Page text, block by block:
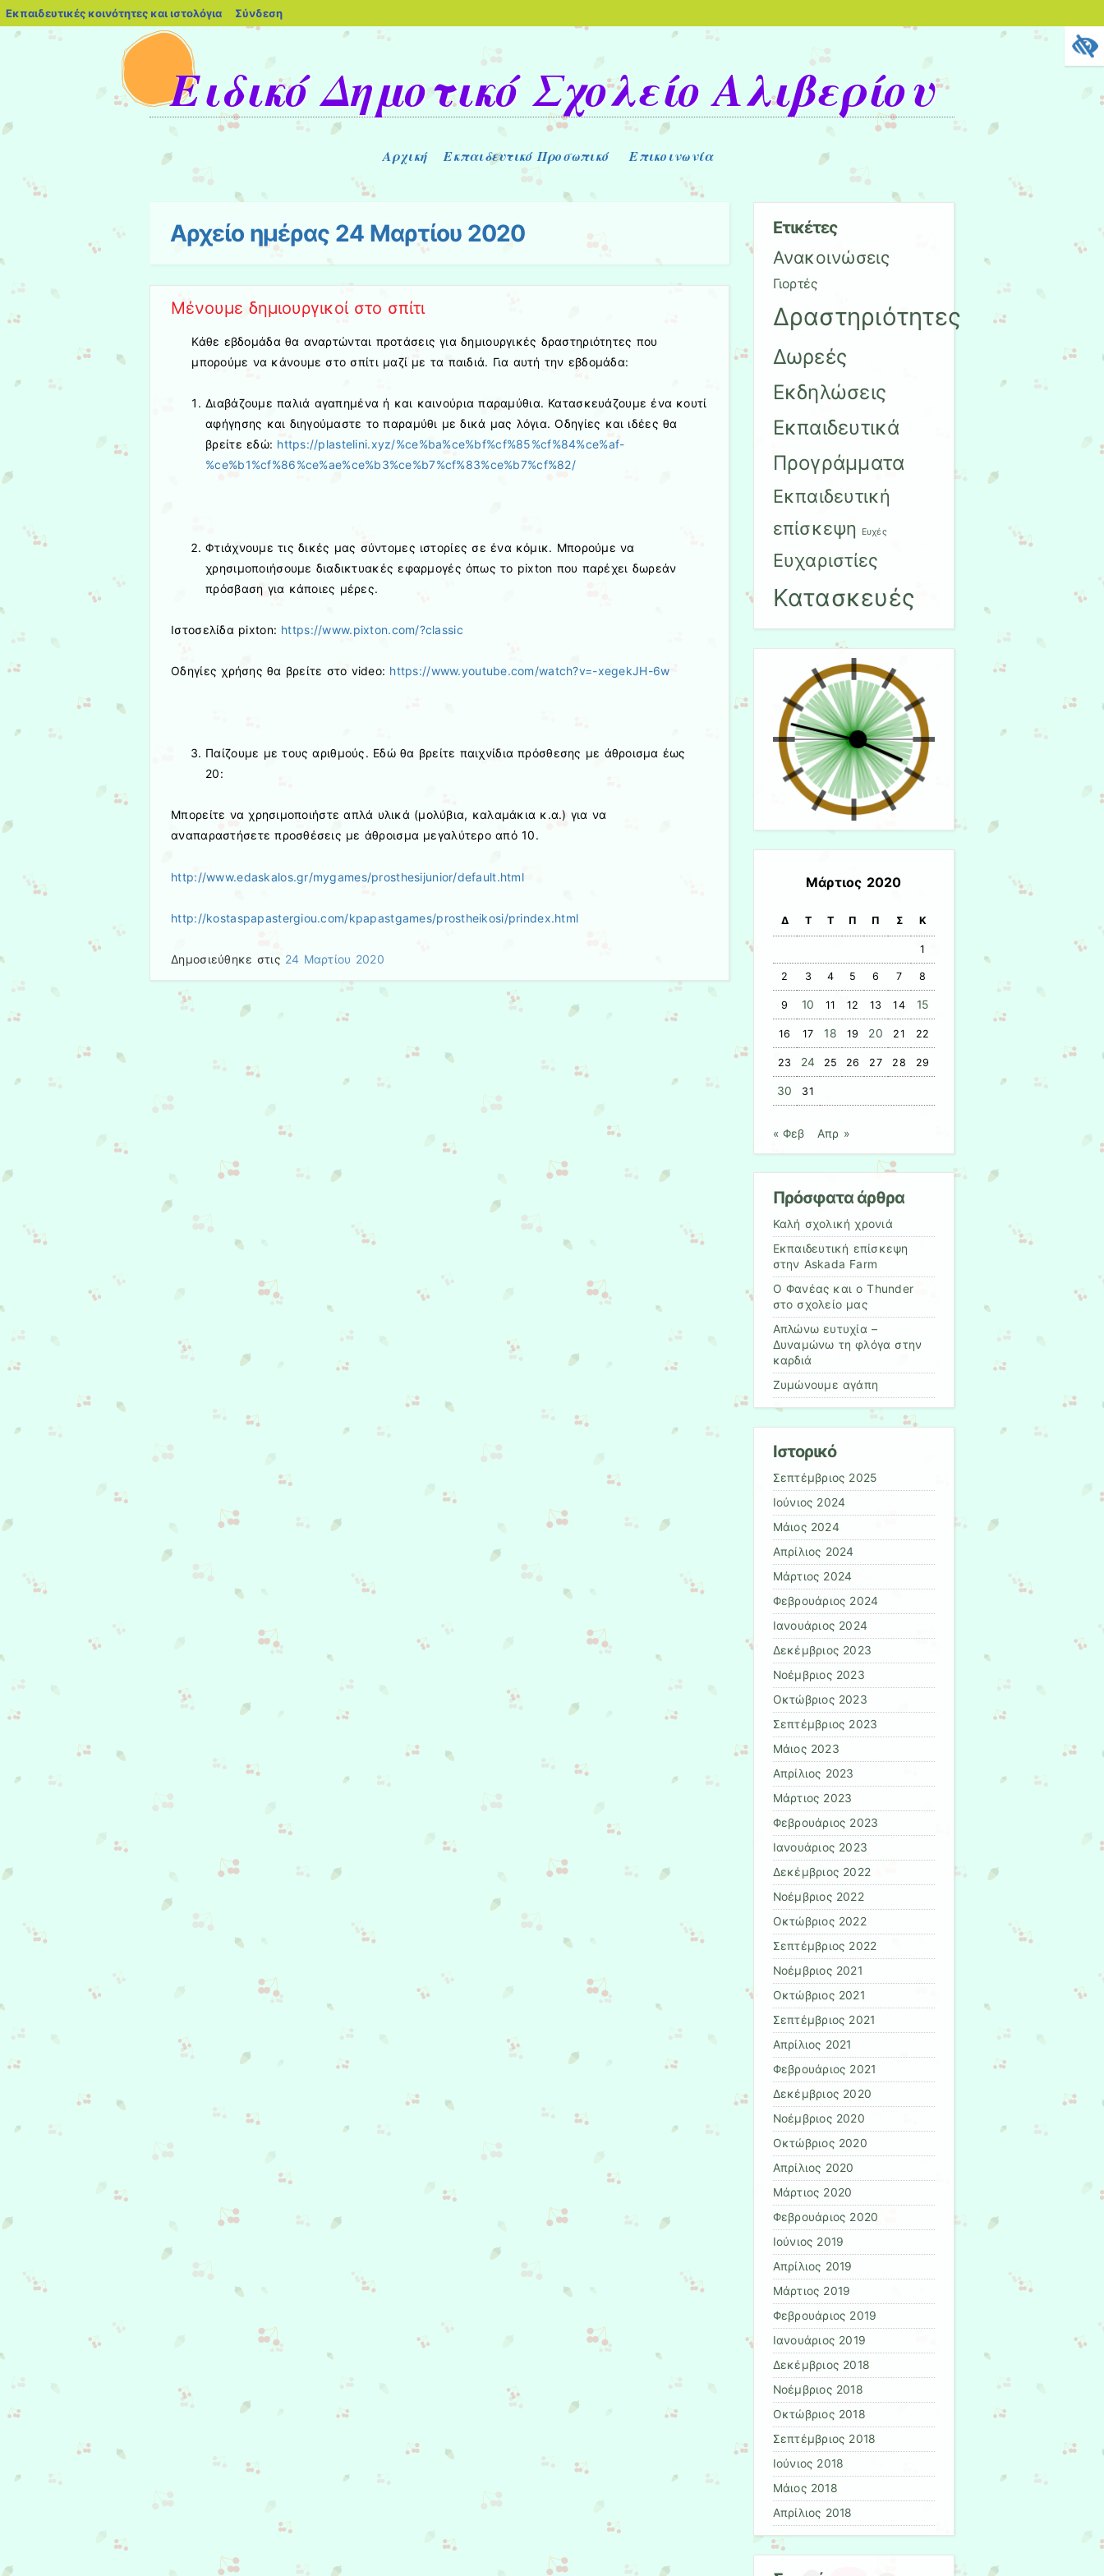
Εκπαιδευτικές κοινότητες και ιστολόγια blogs.sch.gr
Σύνδεση
Ειδικό Δημοτικό Σχολείο Αλιβερίου
Μενού
Μετάβαση στο περιεχόμενο Αρχική Εκπαιδευτικό Προσωπικό Επικοινωνία
Αρχείο ημέρας 24 Μαρτίου 2020
Μένουμε δημιουργικοί στο σπίτι
Κάθε εβδομάδα θα αναρτώνται προτάσεις για δημιουργικές δραστηριότητες που
μπορούμε να κάνουμε στο σπίτι μαζί με τα παιδιά. Για αυτή την εβδομάδα:
Διαβάζουμε παλιά αγαπημένα ή και καινούρια παραμύθια. Κατασκευάζουμε ένα κουτί
αφήγησης και διηγούμαστε το παραμύθι με δικά μας λόγια. Οδηγίες και ιδέες θα
βρείτε εδώ: https://plastelini.xyz/%ce%ba%ce%bf%cf%85%cf%84%ce%af-
%ce%b1%cf%86%ce%ae%ce%b3%ce%b7%cf%83%ce%b7%cf%82/
Φτιάχνουμε τις δικές μας σύντομες ιστορίες σε ένα κόμικ. Μπορούμε να
χρησιμοποιήσουμε διαδικτυακές εφαρμογές όπως το pixton που παρέχει δωρεάν
πρόσβαση για κάποιες μέρες.
Ιστοσελίδα pixton: https://www.pixton.com/?classic
Οδηγίες χρήσης θα βρείτε στο video: https://www.youtube.com/watch?v=-xegekJH-6w
Παίζουμε με τους αριθμούς. Εδώ θα βρείτε παιχνίδια πρόσθεσης με άθροισμα έως
20:
Μπορείτε να χρησιμοποιήστε απλά υλικά (μολύβια, καλαμάκια κ.α.) για να
αναπαραστήσετε προσθέσεις με άθροισμα μεγαλύτερο από 10.
http://www.edaskalos.gr/mygames/prosthesijunior/default.html
http://kostaspapastergiou.com/kpapastgames/prostheikosi/prindex.html
Δημοσιεύθηκε στις 24 Μαρτίου 2020
Ετικέτες
Ανακοινώσεις
Γιορτές
Δραστηριότητες
Δωρεές
Εκδηλώσεις
Εκπαιδευτικά
Προγράμματα
Εκπαιδευτική
επίσκεψη
Ευχές
Ευχαριστίες
Κατασκευές
Μάρτιος 2020
Δ Τ Τ Π Π Σ Κ
1
2 3 4 5 6 7 8
9 10 11 12 13 14 15
16 17 18 19 20 21 22
23 24 25 26 27 28 29
30 31
« Φεβ Απρ »
Πρόσφατα άρθρα
Καλή σχολική χρονιά
Εκπαιδευτική επίσκεψη
στην Askada Farm
Ο Φανέας και ο Thunder
στο σχολείο μας
Απλώνω ευτυχία –
Δυναμώνω τη φλόγα στην
καρδιά
Ζυμώνουμε αγάπη
Ιστορικό
Σεπτέμβριος 2025
Ιούνιος 2024
Μάιος 2024
Απρίλιος 2024
Μάρτιος 2024
Φεβρουάριος 2024
Ιανουάριος 2024
Δεκέμβριος 2023
Νοέμβριος 2023
Οκτώβριος 2023
Σεπτέμβριος 2023
Μάιος 2023
Απρίλιος 2023
Μάρτιος 2023
Φεβρουάριος 2023
Ιανουάριος 2023
Δεκέμβριος 2022
Νοέμβριος 2022
Οκτώβριος 2022
Σεπτέμβριος 2022
Νοέμβριος 2021
Οκτώβριος 2021
Σεπτέμβριος 2021
Απρίλιος 2021
Φεβρουάριος 2021
Δεκέμβριος 2020
Νοέμβριος 2020
Οκτώβριος 2020
Απρίλιος 2020
Μάρτιος 2020
Φεβρουάριος 2020
Ιούνιος 2019
Απρίλιος 2019
Μάρτιος 2019
Φεβρουάριος 2019
Ιανουάριος 2019
Δεκέμβριος 2018
Νοέμβριος 2018
Οκτώβριος 2018
Σεπτέμβριος 2018
Ιούνιος 2018
Μάιος 2018
Απρίλιος 2018